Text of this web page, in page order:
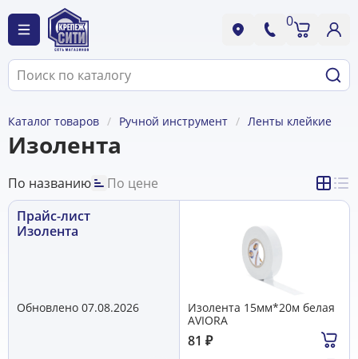
0
Каталог товаров Ручной инструмент Ленты клейкие
Изолента
По названию
По цене
Прайс-лист
Изолента
Обновлено 07.08.2026
Изолента 15мм*20м белая
AVIORA
81 ₽